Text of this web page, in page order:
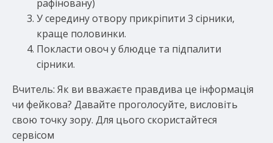
рафіновану)
У середину отвору прикріпити 3 сірники,
краще половинки.
Покласти овоч у блюдце та підпалити
сірники.
Вчитель: Як ви вважаєте правдива це інформація
чи фейкова? Давайте проголосуйте, висловіть
свою точку зору. Для цього скористайтеся
сервісом